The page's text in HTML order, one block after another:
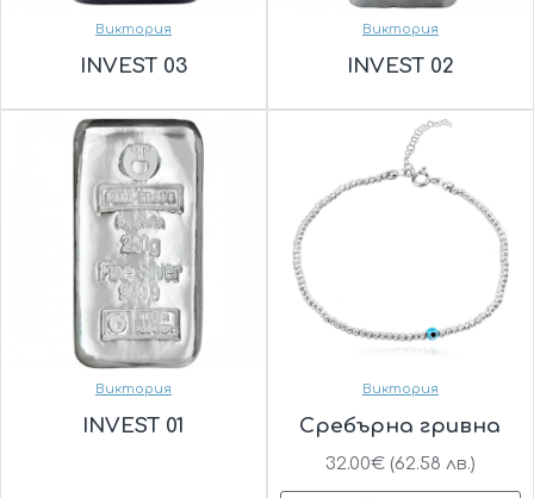
Виктория
INVEST 03
Виктория
INVEST 02
Виктория
INVEST 01
Виктория
Сребърна гривна
32.00€ (62.58 лв.)